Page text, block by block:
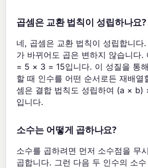
곱셈은 교환 법칙이 성립하나요?
네, 곱셈은 교환 법칙이 성립합니다
가 바뀌어도 곱은 변하지 않습니다
= 5 × 3 = 15입니다. 이 성질을 통
할 때 인수를 어떤 순서로든 재배열
셈은 결합 법칙도 성립하여 (a ×
입니다.
소수는 어떻게 곱하나요?
소수를 곱하려면 먼저 소수점을 무
곱합니다. 그런 다음 두 인수의 소